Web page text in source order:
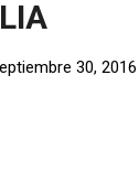
30, 2016